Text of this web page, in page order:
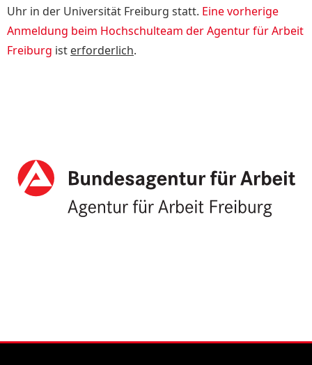
Uhr in der Universität Freiburg statt. Eine vorherige
Anmeldung beim Hochschulteam der Agentur für Arbeit
Freiburg ist erforderlich.